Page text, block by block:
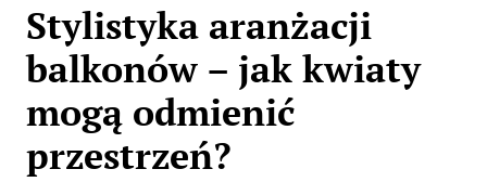
Stylistyka aranżacji
balkonów – jak kwiaty
mogą odmienić
przestrzeń?